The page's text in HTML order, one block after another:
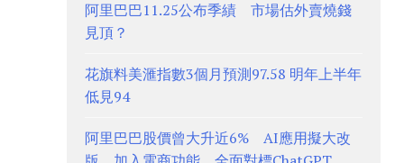
阿里巴巴11.25公布季績 市場估外賣燒錢
見頂？
花旗料美滙指數3個月預測97.58 明年上半年
低見94
阿里巴巴股價曾大升近6% AI應用擬大改